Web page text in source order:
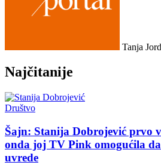
Tanja
Najčitanije
Društvo
Šajn: Stanija Dobrojević prvo
onda joj TV Pink omogućila
uvrede